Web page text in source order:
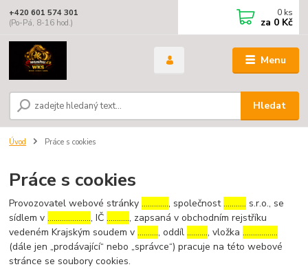
Menu
Hledat
+420 601 574 301
(Po-Pá, 8-16 hod.)
0 ks
za 0 Kč
Úvod Práce s cookies
Práce s cookies
Provozovatel webové stránky…………., společnost……….. s.r.o., se
sídlem v…………………, IČ……….., zapsaná v obchodním rejstříku
vedeném Krajským soudem v………., oddíl………., vložka……………..
(dále jen „prodávající“ nebo „správce“) pracuje na této webové
stránce se soubory cookies.